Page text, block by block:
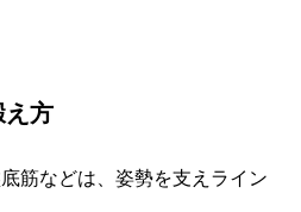
え方
筋などは、姿勢を支えライン